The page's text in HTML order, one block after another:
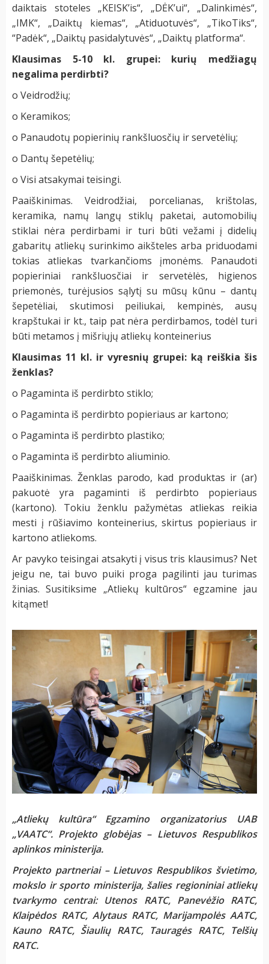
daiktais stoteles „KEISK’is“, „DĖK’ui“, „Dalinkimės“,
„IMK“, „Daiktų kiemas“, „Atiduotuvės“, „TikoTiks“,
“Padėk“, „Daiktų pasidalytuvės“, „Daiktų platforma“.
Klausimas 5-10 kl. grupei: kurių medžiagų
negalima perdirbti?
o Veidrodžių;
o Keramikos;
o Panaudotų popierinių rankšluosčių ir servetėlių;
o Dantų šepetėlių;
o Visi atsakymai teisingi.
Paaiškinimas. Veidrodžiai, porcelianas, krištolas,
keramika, namų langų stiklų paketai, automobilių
stiklai nėra perdirbami ir turi būti vežami į didelių
gabaritų atliekų surinkimo aikšteles arba priduodami
tokias atliekas tvarkančioms įmonėms. Panaudoti
popieriniai rankšluosčiai ir servetėlės, higienos
priemonės, turėjusios sąlytį su mūsų kūnu – dantų
šepetėliai, skutimosi peiliukai, kempinės, ausų
krapštukai ir kt., taip pat nėra perdirbamos, todėl turi
būti metamos į mišriųjų atliekų konteinerius
Klausimas 11 kl. ir vyresnių grupei: ką reiškia šis
ženklas?
o Pagaminta iš perdirbto stiklo;
o Pagaminta iš perdirbto popieriaus ar kartono;
o Pagaminta iš perdirbto plastiko;
o Pagaminta iš perdirbto aliuminio.
Paaiškinimas. Ženklas parodo, kad produktas ir (ar)
pakuotė yra pagaminti iš perdirbto popieriaus
(kartono). Tokiu ženklu pažymėtas atliekas reikia
mesti į rūšiavimo konteinerius, skirtus popieriaus ir
kartono atliekoms.
Ar pavyko teisingai atsakyti į visus tris klausimus? Net
jeigu ne, tai buvo puiki proga pagilinti jau turimas
žinias. Susitiksime „Atliekų kultūros“ egzamine jau
kitąmet!
„Atliekų kultūra“ Egzamino organizatorius UAB
„VAATC“. Projekto globėjas – Lietuvos Respublikos
aplinkos ministerija.
Projekto partneriai – Lietuvos Respublikos švietimo,
mokslo ir sporto ministerija, šalies regioniniai atliekų
tvarkymo centrai: Utenos RATC, Panevėžio RATC,
Klaipėdos RATC, Alytaus RATC, Marijampolės AATC,
Kauno RATC, Šiaulių RATC, Tauragės RATC, Telšių
RATC.